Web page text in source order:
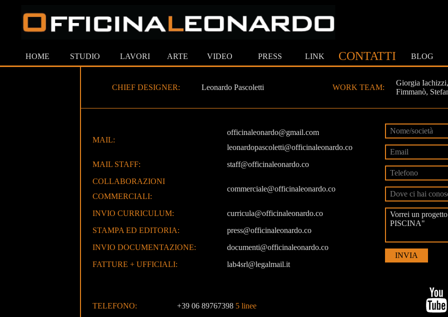
HOME STUDIO LAVORI ARTE VIDEO PRESS LINK CONTATTI BLOG
CHIEF DESIGNER: Leonardo Pascoletti WORK TEAM:
Giorgia
Fimmanò,
MAIL:
officinaleonardo@gmail.com
leonardopascoletti@officinaleonardo.co
MAIL STAFF:
staff@officinaleonardo.co
COLLABORAZIONI
COMMERCIALI:
commerciale@officinaleonardo.co
INVIO CURRICULUM:
curricula@officinaleonardo.co
STAMPA ED EDITORIA:
press@officinaleonardo.co
INVIO DOCUMENTAZIONE:
documenti@officinaleonardo.co
FATTURE + UFFICIALI:
lab4srl@legalmail.it
TELEFONO: +39 06 89767398 5 linee
INVIA